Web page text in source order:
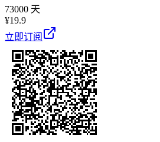
73000 天
¥19.9
立即订阅